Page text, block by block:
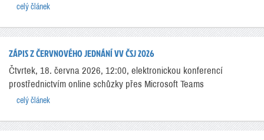
celý článek
ZÁPIS Z ČERVNOVÉHO JEDNÁNÍ VV ČSJ 2026
Čtvrtek, 18. června 2026, 12:00, elektronickou konferencí
prostřednictvím online schůzky přes Microsoft Teams
celý článek